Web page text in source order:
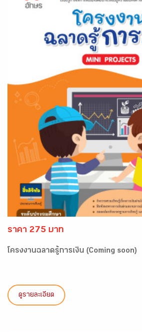
ราคา 275 บาท
โครงงานฉลาดรู้การเงิน (Coming soon)
ดูรายละเอียด